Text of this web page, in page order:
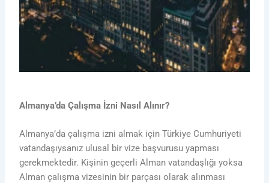
Almanya’da Çalışma İzni Nasıl Alınır?
Almanya’da çalışma izni almak için Türkiye Cumhuriyeti
vatandaşıysanız ulusal bir vize başvurusu yapması
gerekmektedir. Kişinin geçerli Alman vatandaşlığı yoksa
Alman çalışma vizesinin bir parçası olarak alınması